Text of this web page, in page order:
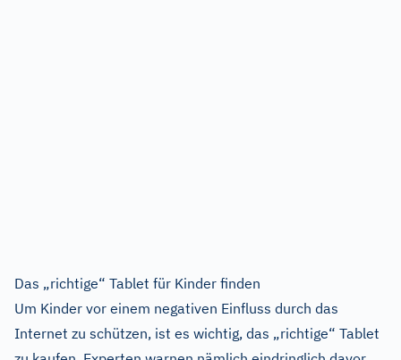
Das „richtige“ Tablet für Kinder finden
Um Kinder vor einem negativen Einfluss durch das
Internet zu schützen, ist es wichtig, das „richtige“ Tablet